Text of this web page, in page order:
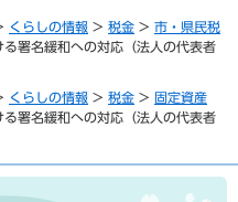
くらしの情報 > 税金 > 市・県民税
署名緩和への対応（法人の代表者
くらしの情報 > 税金 > 固定資産
署名緩和への対応（法人の代表者